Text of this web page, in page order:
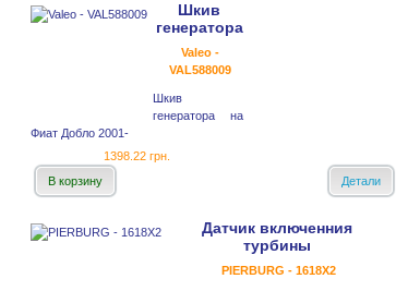
Шкив
генератора
Valeo -
VAL588009
Шкив
генератора на
Фиат Добло 2001-
1398.22 грн.
В корзину
Детали
Датчик включенния
турбины
PIERBURG - 1618X2